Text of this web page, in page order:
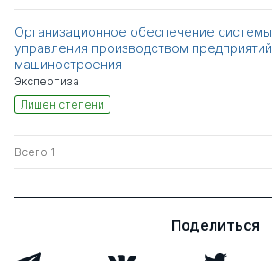
Организационное обеспечение системы
управления производством предприятий
машиностроения
Экспертиза
Лишен степени
Всего 1
Поделиться